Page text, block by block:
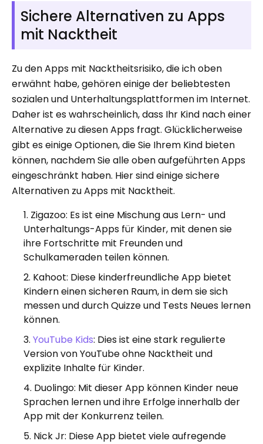
Sichere Alternativen zu Apps
mit Nacktheit
Zu den Apps mit Nacktheitsrisiko, die ich oben
erwähnt habe, gehören einige der beliebtesten
sozialen und Unterhaltungsplattformen im Internet.
Daher ist es wahrscheinlich, dass Ihr Kind nach einer
Alternative zu diesen Apps fragt. Glücklicherweise
gibt es einige Optionen, die Sie Ihrem Kind bieten
können, nachdem Sie alle oben aufgeführten Apps
eingeschränkt haben. Hier sind einige sichere
Alternativen zu Apps mit Nacktheit.
Zigazoo: Es ist eine Mischung aus Lern- und
Unterhaltungs-Apps für Kinder, mit denen sie
ihre Fortschritte mit Freunden und
Schulkameraden teilen können.
Kahoot: Diese kinderfreundliche App bietet
Kindern einen sicheren Raum, in dem sie sich
messen und durch Quizze und Tests Neues lernen
können.
YouTube Kids: Dies ist eine stark regulierte
Version von YouTube ohne Nacktheit und
explizite Inhalte für Kinder.
Duolingo: Mit dieser App können Kinder neue
Sprachen lernen und ihre Erfolge innerhalb der
App mit der Konkurrenz teilen.
Nick Jr: Diese App bietet viele aufregende